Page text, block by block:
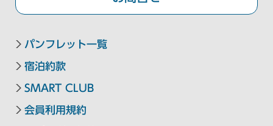
パンフレット一覧
宿泊約款
SMART CLUB
会員利用規約